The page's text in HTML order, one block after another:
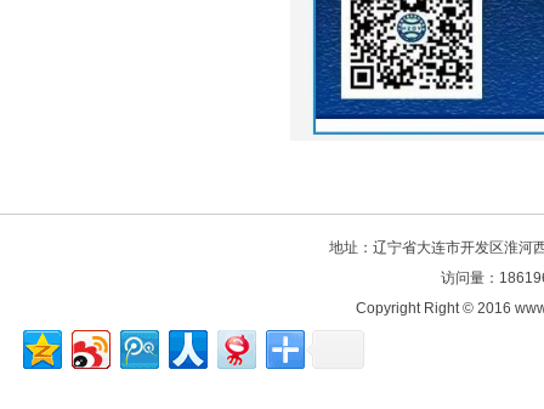
地址：辽宁省大连市开发区淮
访问量：
Copyright Right © 2016